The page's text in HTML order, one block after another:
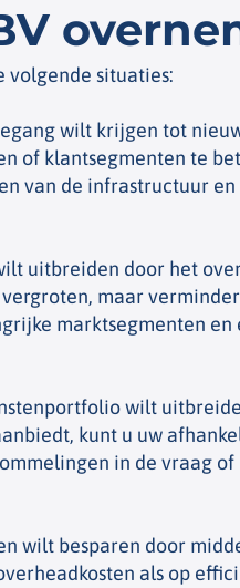
volgende situaties:
wilt krijgen tot
of klantsegmenten te
van de infrastructuur
uitbreiden door het
maar
marktsegmenten
wilt
kunt u uw
in de vraag
wilt besparen door
als op